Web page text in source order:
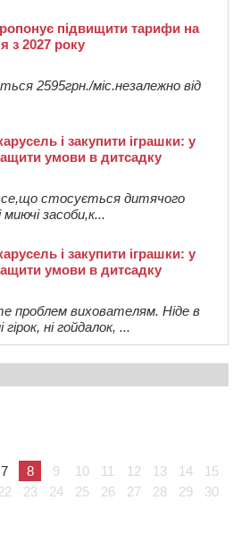
підвищити тарифи на
з 2027 року
2595грн./міс.незалежно від
і закупити іграшки: у
умови в дитсадку
все,що стосується дитячого
засоби,к...
і закупити іграшки: у
умови в дитсадку
проблем вихователям. Ніде в
ні гойдалок, ...
7 8 9 10 11 12 13 14
15
23 24 25 26 27 28 29
30